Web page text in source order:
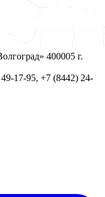
400005 г.
17-95, +7 (8442) 24-